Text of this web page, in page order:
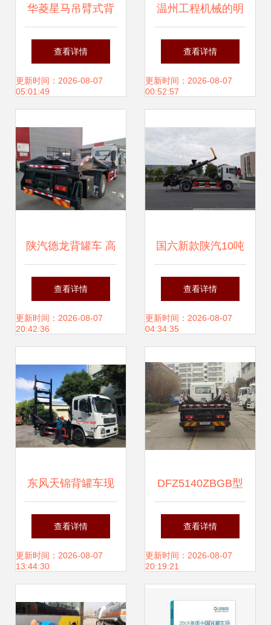
华菱星马吊臂式背
罐车 高效、安全、
可靠的散装物料运
查看详情
更新时间：2026-08-07
05:01:49
温州工程机械的明
珠 背罐车及其价格
解析
查看详情
更新时间：2026-08-07
00:52:57
陕汽德龙背罐车 高
效运输与安全作业
的坚实伙伴
查看详情
更新时间：2026-08-07
20:42:36
国六新款陕汽10吨
背罐车 高效运输的
专业解决方案
查看详情
更新时间：2026-08-07
04:34:35
东风天锦背罐车现
货供应，水泥车专
业解决方案，分期
查看详情
更新时间：2026-08-07
13:44:30
DFZ5140ZBGB型
油罐车 高效安全的
液体运输专家
查看详情
更新时间：2026-08-07
20:19:21